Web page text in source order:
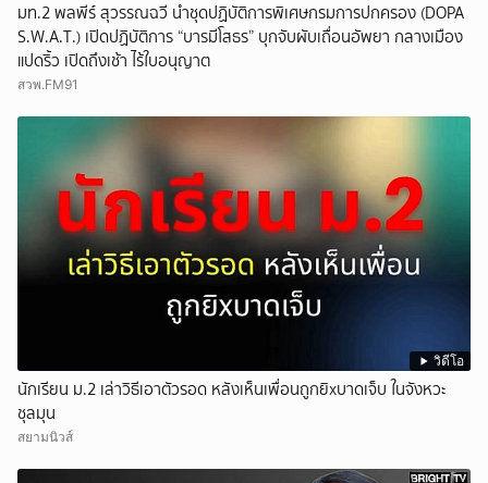
มท.2 พลพีร์ สุวรรณฉวี นำชุดปฏิบัติการพิเศษกรมการปกครอง (DOPA
S.W.A.T.) เปิดปฏิบัติการ “บารมีโสธร” บุกจับผับเถื่อนอัพยา กลางเมือง
แปดริ้ว เปิดถึงเช้า ไร้ใบอนุญาต
สวพ.FM91
วิดีโอ
นักเรียน ม.2 เล่าวิธีเอาตัวรอด หลังเห็นเพื่อนถูกยิxบาดเจ็บ ในจังหวะ
ชุลมุน
สยามนิวส์